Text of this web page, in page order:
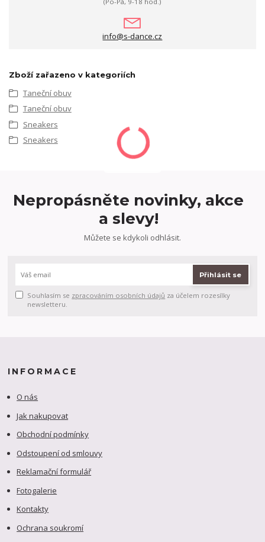
info@s-dance.cz
Zboží zařazeno v kategoriích
Taneční obuv
Taneční obuv
Sneakers
Sneakers
Nepropásněte novinky, akce
a slevy!
Můžete se kdykoli odhlásit.
Přihlásit se
Souhlasím se zpracováním osobních údajů za účelem rozesílky
newsletteru.
INFORMACE
O nás
Jak nakupovat
Obchodní podmínky
Odstoupení od smlouvy
Reklamační formulář
Fotogalerie
Kontakty
Ochrana soukromí